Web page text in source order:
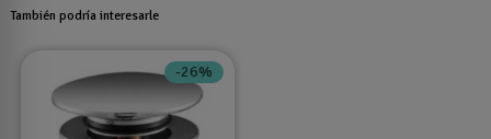
También podría interesarle
-26%